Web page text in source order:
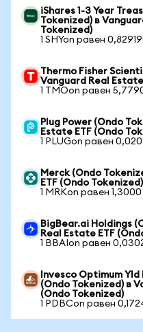
iShares 1-3 Year
Tokenized) в
Tokenized)
1 SHYon равен
Thermo Fisher
Vanguard Real
1 TMOon равен
Plug Power (Ondo
Estate ETF (Ondo
1 PLUGon равен
Merck (Ondo
ETF (Ondo Tokenized)
1 MRKon равен
BigBear.ai Holdings
Real Estate ETF
1 BBAIon равен
Invesco Optimum Yld
(Ondo Tokenized) в
(Ondo Tokenized)
1 PDBCon равен